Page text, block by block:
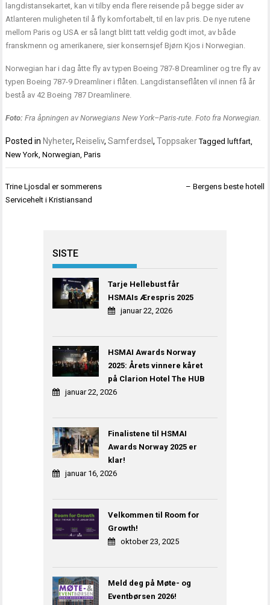
langdistansekartet, kan vi tilby enda flere reisende på begge sider av
Atlanteren muligheten til å fly komfortabelt, til en lav pris. De nye rutene
mellom Paris og USA er så langt blitt tatt veldig godt imot, av både
franskmenn og amerikanere, sier konsernsjef Bjørn Kjos i Norwegian.
Norwegian har i dag åtte fly av typen Boeing 787-8 Dreamliner og tre fly av
typen Boeing 787-9 Dreamliner i flåten. Langdistanseflåten vil innen få år
bestå av 42 Boeing 787 Dreamlinere.
Foto: Fra åpningen av Norwegians New York–Paris-rute. Foto fra Norwegian.
Posted in Nyheter, Reiseliv,Samferdsel,Toppsaker Tagged luftfart,
New York,Norwegian,Paris
Innleggsnavigasjon
Trine Ljosdal er sommerens
Servicehelt i Kristiansand
– Bergens beste hotell
SISTE
Tarje Hellebust får
HSMAIs Ærespris 2025
januar 22, 2026
HSMAI Awards Norway
2025: Årets vinnere kåret
på Clarion Hotel The HUB
januar 22, 2026
Finalistene til HSMAI
Awards Norway 2025 er
klar!
januar 16, 2026
Velkommen til Room for
Growth!
oktober 23, 2025
Meld deg på Møte- og
Eventbørsen 2026!